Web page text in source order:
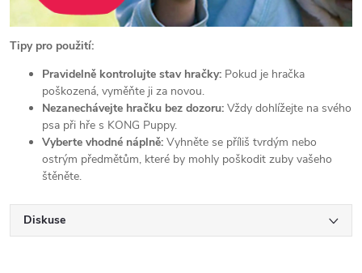
Tipy pro použití:
Pravidelně kontrolujte stav hračky: Pokud je hračka
poškozená, vyměňte ji za novou.
Nezanechávejte hračku bez dozoru: Vždy dohlížejte na svého
psa při hře s KONG Puppy.
Vyberte vhodné náplně: Vyhněte se příliš tvrdým nebo
ostrým předmětům, které by mohly poškodit zuby vašeho
štěněte.
Diskuse